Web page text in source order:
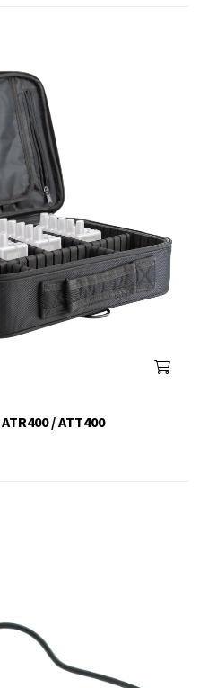
/ ATT400